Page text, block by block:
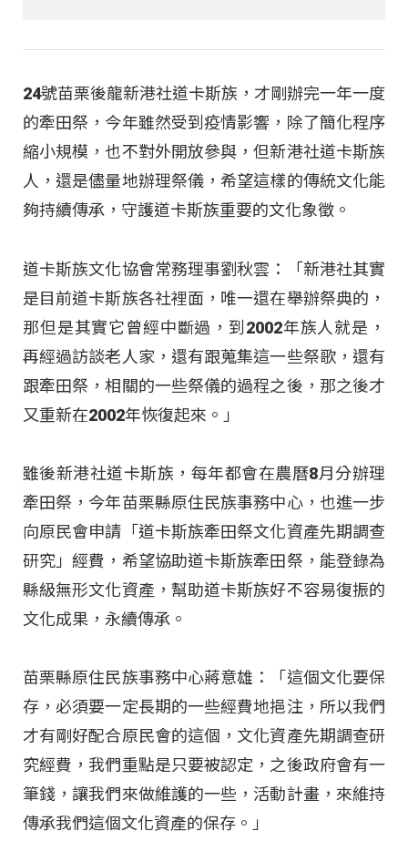
24號苗栗後龍新港社道卡斯族，才剛辦完一年一度
的牽田祭，今年雖然受到疫情影響，除了簡化程序
縮小規模，也不對外開放參與，但新港社道卡斯族
人，還是儘量地辦理祭儀，希望這樣的傳統文化能
夠持續傳承，守護道卡斯族重要的文化象徵。
道卡斯族文化協會常務理事劉秋雲：「新港社其實
是目前道卡斯族各社裡面，唯一還在舉辦祭典的，
那但是其實它曾經中斷過，到2002年族人就是，
再經過訪談老人家，還有跟蒐集這一些祭歌，還有
跟牽田祭，相關的一些祭儀的過程之後，那之後才
又重新在2002年恢復起來。」
雖後新港社道卡斯族，每年都會在農曆8月分辦理
牽田祭，今年苗栗縣原住民族事務中心，也進一步
向原民會申請「道卡斯族牽田祭文化資產先期調查
研究」經費，希望協助道卡斯族牽田祭，能登錄為
縣級無形文化資產，幫助道卡斯族好不容易復振的
文化成果，永續傳承。
苗栗縣原住民族事務中心蔣意雄：「這個文化要保
存，必須要一定長期的一些經費地挹注，所以我們
才有剛好配合原民會的這個，文化資產先期調查研
究經費，我們重點是只要被認定，之後政府會有一
筆錢，讓我們來做維護的一些，活動計畫，來維持
傳承我們這個文化資產的保存。」